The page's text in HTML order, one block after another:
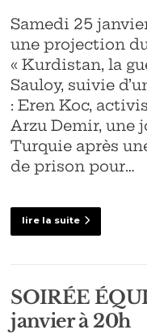
Samedi 25
une projection
« Kurdistan, la
Sauloy, suivie
: Eren Koc,
Arzu Demir, une
Turquie après
de prison pour…
lire la suite
SOIRÉE
janvier à 20h